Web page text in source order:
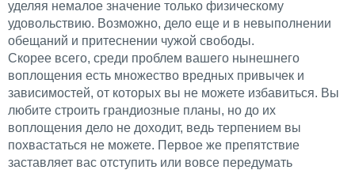
уделяя немалое значение только физическому
удовольствию. Возможно, дело еще и в невыполнении
обещаний и притеснении чужой свободы.
Скорее всего, среди проблем вашего нынешнего
воплощения есть множество вредных привычек и
зависимостей, от которых вы не можете избавиться. Вы
любите строить грандиозные планы, но до их
воплощения дело не доходит, ведь терпением вы
похвастаться не можете. Первое же препятствие
заставляет вас отступить или вовсе передумать